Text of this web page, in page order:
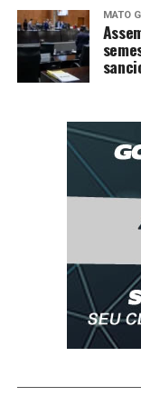
MATO